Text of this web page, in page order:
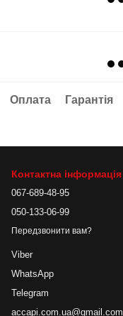
Оплата Гарантія
Контактна інформація
067-689-48-95
050-133-06-99
Передзвонити вам?
Viber
WhatsApp
Telegram
accapi.com.ua@gmail.com